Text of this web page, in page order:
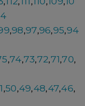
,98,97,96,95,94
,74,73,72,71,70,
,50,49,48,47,46,